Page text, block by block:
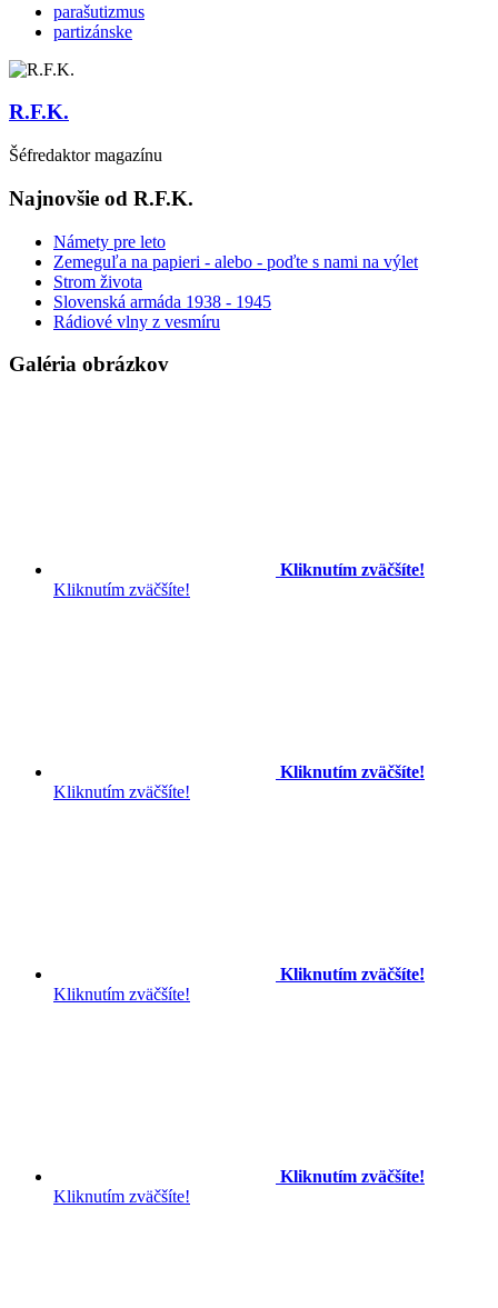
parašutizmus
partizánske
R.F.K.
Šéfredaktor magazínu
Najnovšie od R.F.K.
Námety pre leto
Zemeguľa na papieri - alebo - poďte s nami na výlet
Strom života
Slovenská armáda 1938 - 1945
Rádiové vlny z vesmíru
Galéria obrázkov
Kliknutím zväčšíte!
Kliknutím zväčšíte!
Kliknutím zväčšíte!
Kliknutím zväčšíte!
Kliknutím zväčšíte!
Kliknutím zväčšíte!
Kliknutím zväčšíte!
Kliknutím zväčšíte!